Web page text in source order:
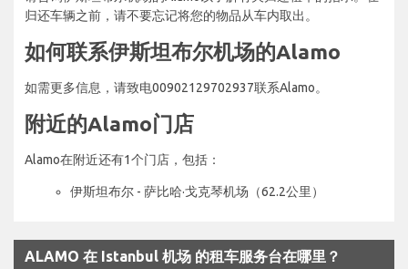
归还车辆之前，请不要忘记将您的物品从车内取出。
如何联系伊斯坦布尔机场的Alamo
如需更多信息，请致电00902129702937联系Alamo。
附近的Alamo门店
Alamo在附近还有1个门店，包括：
伊斯坦布尔 - 萨比哈·戈克琴机场（62.2公里）
ALAMO 在 Istanbul 机场 的租车服务台在哪里？